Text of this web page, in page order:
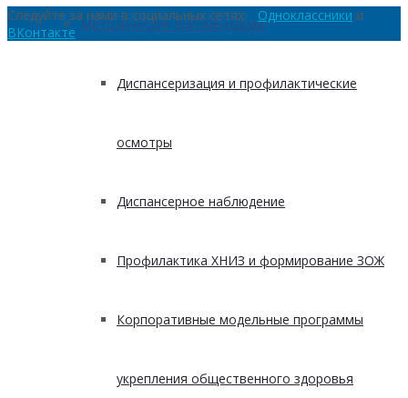
Методические рекомендации
Диспансеризация и профилактические
осмотры
Диспансерное наблюдение
Профилактика ХНИЗ и формирование ЗОЖ
Корпоративные модельные программы
укрепления общественного здоровья
Следуйте за нами в социальных сетях: Одноклассники и
ВКонтакте